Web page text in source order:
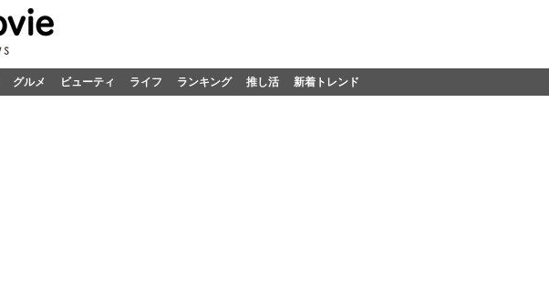
グルメ ビューティ ライフ ランキング 推し活 新着トレンド